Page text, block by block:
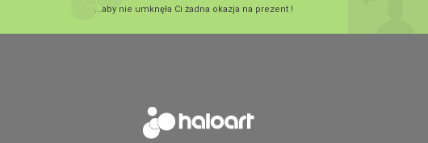
...aby nie umknęła Ci żadna okazja na prezent !